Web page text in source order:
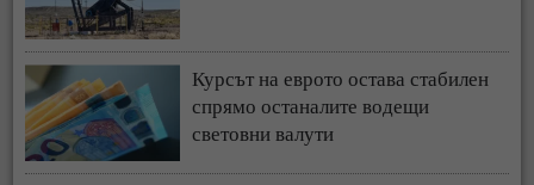
Курсът на еврото остава стабилен
спрямо останалите водещи
световни валути